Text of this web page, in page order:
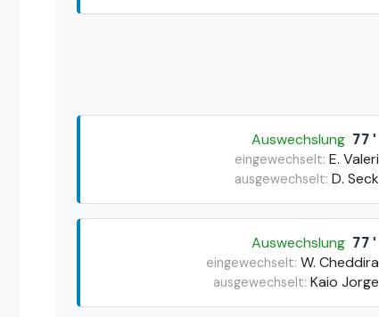
Auswechslung 77'
eingewechselt: E. Valeri
ausgewechselt: D. Seck
Auswechslung 77'
eingewechselt: W. Cheddira
ausgewechselt: Kaio Jorge